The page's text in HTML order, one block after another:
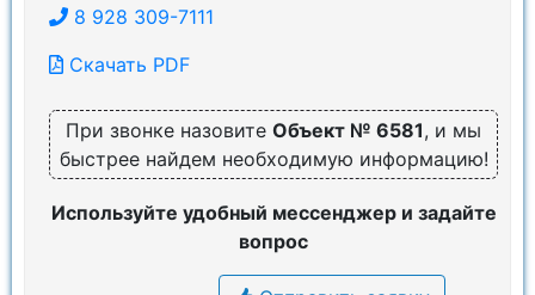
8 928 309-7111
Скачать PDF
При звонке назовите Объект № 6581, и мы
быстрее найдем необходимую информацию!
Используйте удобный мессенджер и задайте
вопрос